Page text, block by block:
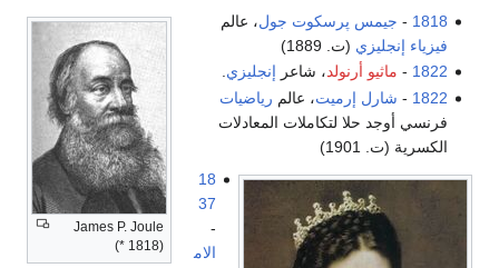
James P. Joule
(* 1818)
1818
- جيمس پرسكوت جول، عالم
فيزياء إنجليزي (ت. 1889)
1822
- ماثيو أرنولد، شاعر إنجليزي
1822
- شارل إرميت، عالم رياضيات
فرنسي أوجد حلا لتكاملات المعادلات
الكسرية (ت. 1901)
18
37
-
الام